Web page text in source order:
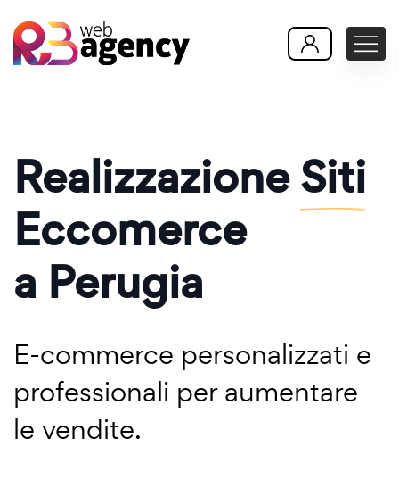
RealizzazioneSiti
Eccomerce
a Perugia
E-commerce personalizzati e
professionali per aumentare
le vendite.